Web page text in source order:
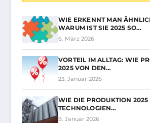
WIE ERKENNT MAN
WARUM IST SIE 2025 SO…
6. März 2026
VORTEIL IM ALLTAG: WIE
2025 VON DEN…
23. Januar 2026
WIE DIE PRODUKTION 2025
TECHNOLOGIEN…
9. Januar 2026